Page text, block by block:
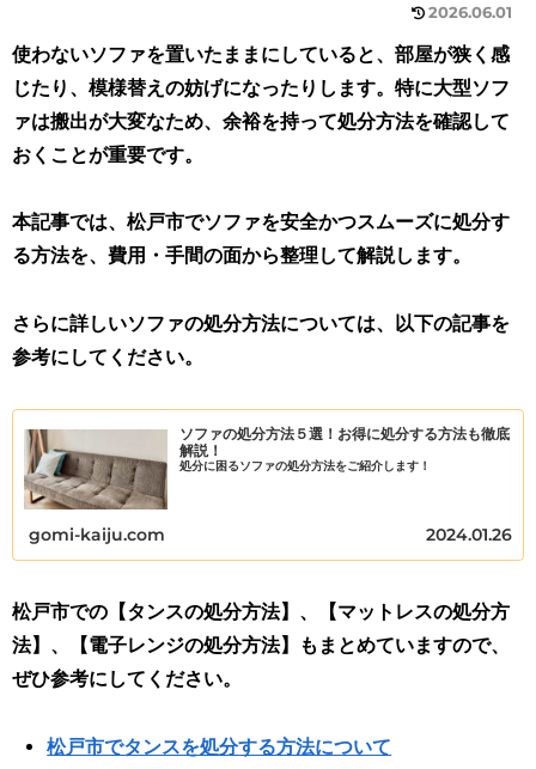
2026.06.01
使わないソファを置いたままにしていると、部屋が狭く感
じたり、模様替えの妨げになったりします。特に大型ソフ
ァは搬出が大変なため、余裕を持って処分方法を確認して
おくことが重要です。
本記事では、松戸市でソファを安全かつスムーズに処分す
る方法を、費用・手間の面から整理して解説します。
さらに詳しいソファの処分方法については、以下の記事を
参考にしてください。
ソファの処分方法５選！お得に処分する方法も徹底
解説！
処分に困るソファの処分方法をご紹介します！
gomi-kaiju.com 2024.01.26
松戸市での【タンスの処分方法】、【マットレスの処分方
法】、【電子レンジの処分方法】もまとめていますので、
ぜひ参考にしてください。
松戸市でタンスを処分する方法について